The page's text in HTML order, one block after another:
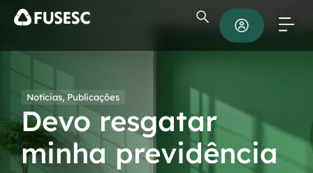
Notícias, Publicações
Devo resgatar
minha previdência